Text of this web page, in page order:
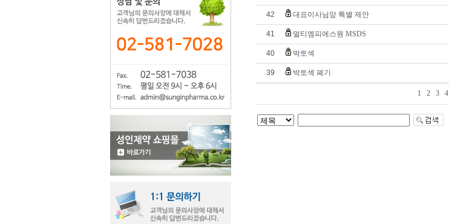
42 대표이사님앞 특별 제안
41 멀티엠피에스원 MSDS
40 박토섹
39 박토섹 폐기
1 2 3 4